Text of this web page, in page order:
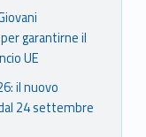
garantirne il
UE
il nuovo
24 settembre